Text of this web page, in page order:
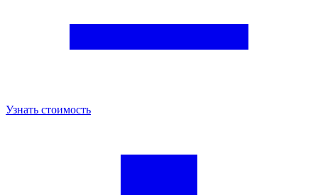
Узнать стоимость